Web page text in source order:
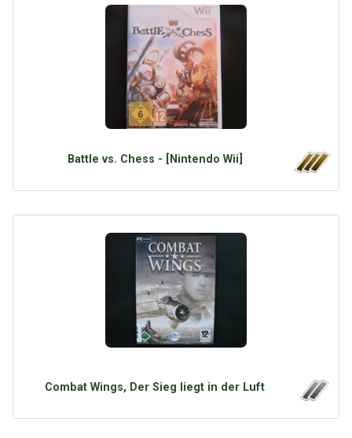
Battle vs. Chess - [Nintendo Wii]
Combat Wings, Der Sieg liegt in der Luft